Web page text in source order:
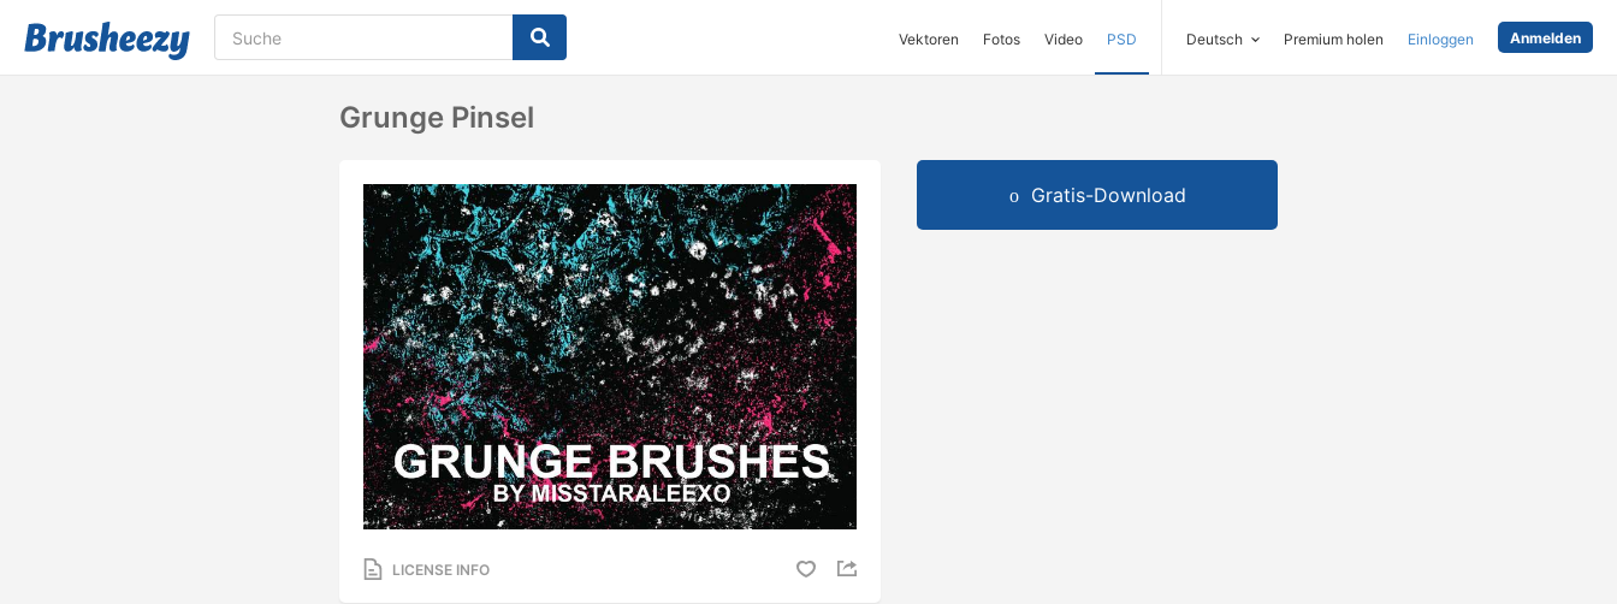
Vektoren Fotos Video PSD Deutsch Premium holen Einloggen Anmelden
Grunge Pinsel
LICENSE INFO
Gratis-Download